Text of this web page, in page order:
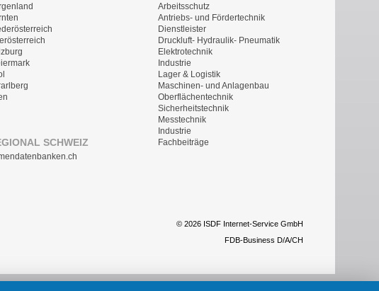
SCHWEIZ
Arbeitsschutz
Antriebs- und Fördertechnik
Dienstleister
Druckluft- Hydraulik- Pneumatik
Elektrotechnik
Industrie
Lager & Logistik
Maschinen- und Anlagenbau
Oberflächentechnik
Sicherheitstechnik
Messtechnik
Industrie
Fachbeiträge
© 2026 ISDF Internet-Service GmbH
FDB-Business D/A/CH